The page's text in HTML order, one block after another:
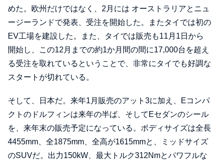
めた。欧州だけではなく、2月には オーストラリアとニュ
ージーランドで発表、受注を開始した。またタイでは初の
EV工場を建設した。また、タイでは販売も11月1日から
開始し、この12月までの約1か月間の間に17,000台を超え
る受注を取れているということで、非常にタイでも好調な
スタートが切れている。
そして、日本だ。来年1月販売のアット3に加え、Eコンパ
クトのドルフィンは来年の半ば、そしてEセダンのシール
を、来年末の販売予定になっている。ボディサイズは全長
4455mm、全1875mm、全高が1615mmと、ミッドサイズ
のSUVだ。出力150kW、最大トルク312Nmとパワフルな